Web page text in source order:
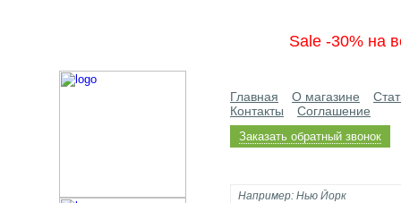
Sale -30% на
Главная О магазине
Контакты
Соглашение
Заказать обратный звонок